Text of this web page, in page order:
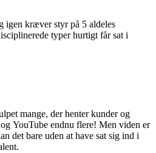
igen kræver styr på 5 aldeles
typer hurtigt får sat i
mange, der henter kunder og
YouTube endnu flere! Men viden er
det bare uden at have sat sig ind i